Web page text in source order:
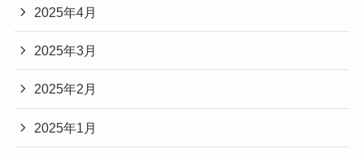
2025年4月
2025年3月
2025年2月
2025年1月